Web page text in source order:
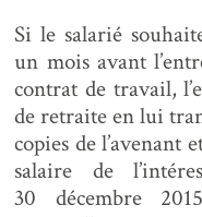
Si le salarié
un mois avant
contrat de travail,
de retraite en lui
copies de l’avenant
salaire de
30 décembre